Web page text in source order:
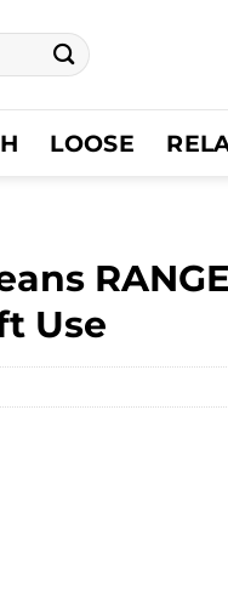
LOOSE
Use